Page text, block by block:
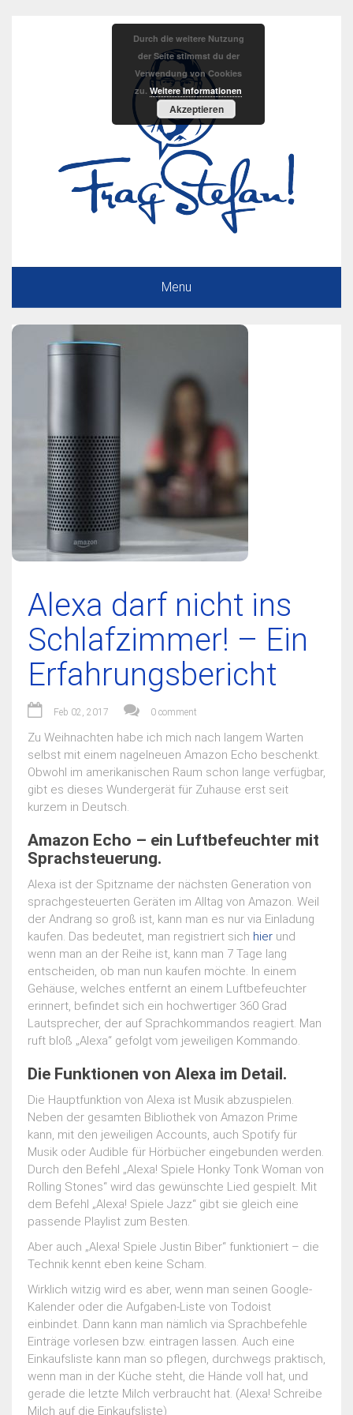
Menu
Alexa darf nicht ins
Schlafzimmer! – Ein
Erfahrungsbericht
Feb 02, 2017 0 comment
Zu Weihnachten habe ich mich nach langem Warten
selbst mit einem nagelneuen Amazon Echo beschenkt.
Obwohl im amerikanischen Raum schon lange verfügbar,
gibt es dieses Wundergerät für Zuhause erst seit
kurzem in Deutsch.
Amazon Echo – ein Luftbefeuchter mit
Sprachsteuerung.
Alexa ist der Spitzname der nächsten Generation von
sprachgesteuerten Geräten im Alltag von Amazon. Weil
der Andrang so groß ist, kann man es nur via Einladung
kaufen. Das bedeutet, man registriert sich hier und
wenn man an der Reihe ist, kann man 7 Tage lang
entscheiden, ob man nun kaufen möchte. In einem
Gehäuse, welches entfernt an einem Luftbefeuchter
erinnert, befindet sich ein hochwertiger 360 Grad
Lautsprecher, der auf Sprachkommandos reagiert. Man
ruft bloß „Alexa“ gefolgt vom jeweiligen Kommando.
Die Funktionen von Alexa im Detail.
Die Hauptfunktion von Alexa ist Musik abzuspielen.
Neben der gesamten Bibliothek von Amazon Prime
kann, mit den jeweiligen Accounts, auch Spotify für
Musik oder Audible für Hörbücher eingebunden werden.
Durch den Befehl „Alexa! Spiele Honky Tonk Woman von
Rolling Stones“ wird das gewünschte Lied gespielt. Mit
dem Befehl „Alexa! Spiele Jazz“ gibt sie gleich eine
passende Playlist zum Besten.
Aber auch „Alexa! Spiele Justin Biber“ funktioniert – die
Technik kennt eben keine Scham.
Wirklich witzig wird es aber, wenn man seinen Google-
Kalender oder die Aufgaben-Liste von Todoist
einbindet. Dann kann man nämlich via Sprachbefehle
Einträge vorlesen bzw. eintragen lassen. Auch eine
Einkaufsliste kann man so pflegen, durchwegs praktisch,
wenn man in der Küche steht, die Hände voll hat, und
gerade die letzte Milch verbraucht hat. (Alexa! Schreibe
Milch auf die Einkaufsliste)
Durch die weitere Nutzung
der Seite stimmst du der
Verwendung von Cookies
zu. Weitere Informationen
Akzeptieren